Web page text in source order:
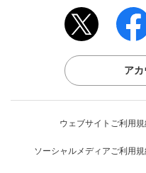
ア
ウェブサイトご利用
ソーシャルメディアご利用